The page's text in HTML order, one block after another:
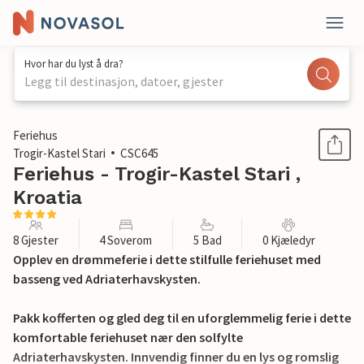
Hvor har du lyst å dra?
Legg til destinasjon, datoer, gjester
1 / 33
Feriehus
Trogir-Kastel Stari
CSC645
Feriehus - Trogir-Kastel Stari ,
Kroatia
8 Gjester 4 Soverom 5 Bad 0 Kjæledyr
Opplev en drømmeferie i dette stilfulle feriehuset med
basseng ved Adriaterhavskysten.
Pakk kofferten og gled deg til en uforglemmelig ferie i dette
komfortable feriehuset nær den solfylte
Adriaterhavskysten. Innvendig finner du en lys og romslig